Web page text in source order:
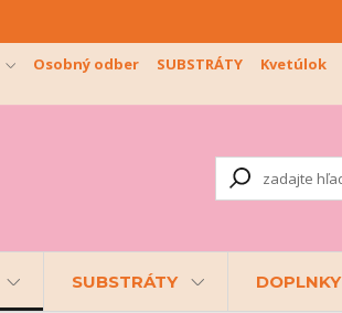
Osobný odber SUBSTRÁTY Kvetúlok
SUBSTRÁTY DOPLNKY